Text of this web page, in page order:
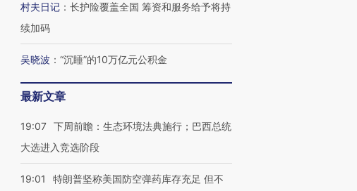
村夫日记 ： 长护险覆盖全国 筹资和服务给予将持
续加码
吴晓波 ： “沉睡”的10万亿元公积金
最新文章
19:07 下周前瞻：生态环境法典施行；巴西总统
大选进入竞选阶段
19:01
特朗普坚称美国防空弹药库存充足 但不